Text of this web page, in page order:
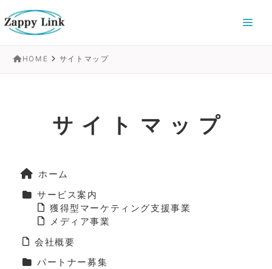
HOME サイトマップ
サイトマップ
ホーム
サービス案内
獲得型マーケティング支援事業
メディア事業
会社概要
パートナー募集